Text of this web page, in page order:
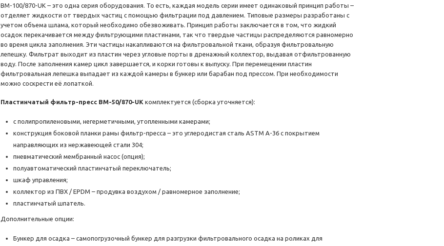
BM-100/870-UK – это одна серия оборудования. То есть, каждая модель серии имеет одинаковый принцип работы –
отделяет жидкости от твердых частиц с помощью фильтрации под давлением. Типовые размеры разработаны с
учетом объема шлама, который необходимо обезвоживать. Принцип работы заключается в том, что жидкий
осадок перекачивается между фильтрующими пластинами, так что твердые частицы распределяются равномерно
во время цикла заполнения. Эти частицы накапливаются на фильтровальной ткани, образуя фильтровальную
лепешку. Фильтрат выходит из пластин через угловые порты в дренажный коллектор, выдавая отфильтрованную
воду. После заполнения камер цикл завершается, и корки готовы к выпуску. При перемещении пластин
фильтровальная лепешка выпадает из каждой камеры в бункер или барабан под прессом. При необходимости
можно соскрести её лопаткой.
Пластинчатый фильтр-пресс BM-50/870-UK комплектуется (сборка уточняется):
с полипропиленовыми, негерметичными, утопленными камерами;
конструкция боковой планки рамы фильтр-пресса – это углеродистая сталь ASTM A-36 с покрытием
направляющих из нержавеющей стали 304;
пневматический мембранный насос (опция);
полуавтоматический пластинчатый переключатель;
шкаф управления;
коллектор из ПВХ / EPDM – продувка воздухом / равномерное заполнение;
пластинчатый шпатель.
Дополнительные опции:
Бункер для осадка – самопогрузочный бункер для разгрузки фильтровального осадка на роликах для